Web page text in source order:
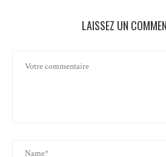
LAISSEZ UN